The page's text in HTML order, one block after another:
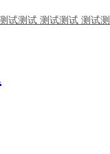
试测试 测试测试 测试